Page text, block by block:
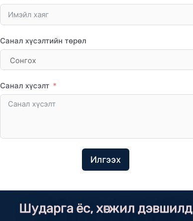
Санал хүсэлтийн төрөл
Санал хүсэлт
Илгээх
Шударга ёс, хөгжил дэвшилд